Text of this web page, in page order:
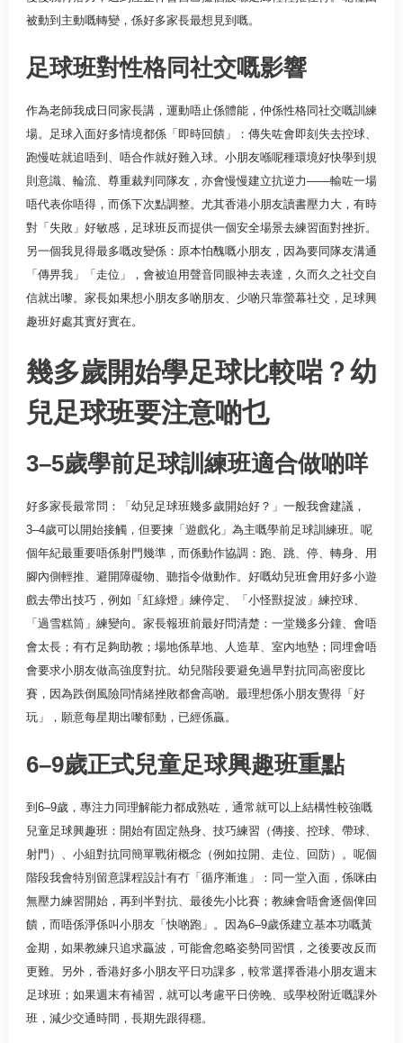
被動到主動嘅轉變，係好多家長最想見到嘅。
足球班對性格同社交嘅影響
作為老師我成日同家長講，運動唔止係體能，仲係性格同社交嘅訓練
場。足球入面好多情境都係「即時回饋」：傳失咗會即刻失去控球、
跑慢咗就追唔到、唔合作就好難入球。小朋友喺呢種環境好快學到規
則意識、輪流、尊重裁判同隊友，亦會慢慢建立抗逆力——輸咗一場
唔代表你唔得，而係下次點調整。尤其香港小朋友讀書壓力大，有時
對「失敗」好敏感，足球班反而提供一個安全場景去練習面對挫折。
另一個我見得最多嘅改變係：原本怕醜嘅小朋友，因為要同隊友溝通
「傳畀我」「走位」，會被迫用聲音同眼神去表達，久而久之社交自
信就出嚟。家長如果想小朋友多啲朋友、少啲只靠螢幕社交，足球興
趣班好處其實好實在。
幾多歲開始學足球比較啱？幼
兒足球班要注意啲乜
3–5歲學前足球訓練班適合做啲咩
好多家長最常問：「幼兒足球班幾多歲開始好？」一般我會建議，
3–4歲可以開始接觸，但要揀「遊戲化」為主嘅學前足球訓練班。呢
個年紀最重要唔係射門幾準，而係動作協調：跑、跳、停、轉身、用
腳內側輕推、避開障礙物、聽指令做動作。好嘅幼兒班會用好多小遊
戲去帶出技巧，例如「紅綠燈」練停定、「小怪獸捉波」練控球、
「過雪糕筒」練變向。家長報班前最好問清楚：一堂幾多分鐘、會唔
會太長；有冇足夠助教；場地係草地、人造草、室內地墊；同埋會唔
會要求小朋友做高強度對抗。幼兒階段要避免過早對抗同高密度比
賽，因為跌倒風險同情緒挫敗都會高啲。最理想係小朋友覺得「好
玩」，願意每星期出嚟郁動，已經係贏。
6–9歲正式兒童足球興趣班重點
到6–9歲，專注力同理解能力都成熟咗，通常就可以上結構性較強嘅
兒童足球興趣班：開始有固定熱身、技巧練習（傳接、控球、帶球、
射門）、小組對抗同簡單戰術概念（例如拉開、走位、回防）。呢個
階段我會特別留意課程設計有冇「循序漸進」：同一堂入面，係咪由
無壓力練習開始，再到半對抗、最後先小比賽；教練會唔會逐個俾回
饋，而唔係淨係叫小朋友「快啲跑」。因為6–9歲係建立基本功嘅黃
金期，如果教練只追求贏波，可能會忽略姿勢同習慣，之後要改反而
更難。另外，香港好多小朋友平日功課多，較常選擇香港小朋友週末
足球班；如果週末有補習，就可以考慮平日傍晚、或學校附近嘅課外
班，減少交通時間，長期先跟得穩。